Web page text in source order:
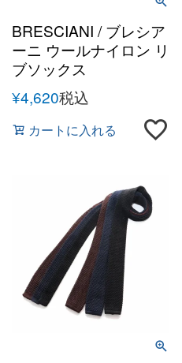
BRESCIANI / ブレシア
ーニ ウールナイロン リ
ブソックス
¥4,620税込
カートに入れる